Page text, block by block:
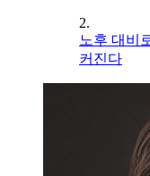
2.
노후 대비
커진다